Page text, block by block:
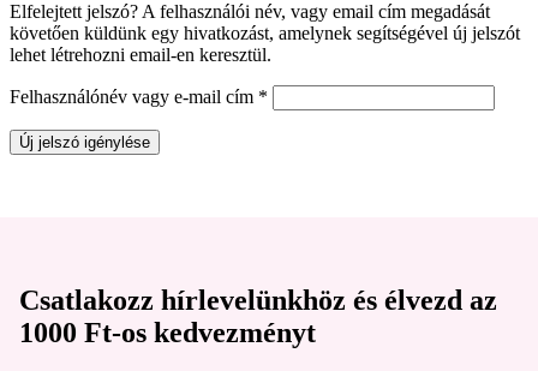
Elfelejtett jelszó? A felhasználói név, vagy email cím megadását
követően küldünk egy hivatkozást, amelynek segítségével új jelszót
lehet létrehozni email-en keresztül.
Felhasználónév vagy e-mail cím *
Új jelszó igénylése
Csatlakozz hírlevelünkhöz és élvezd az
1000 Ft-os kedvezményt